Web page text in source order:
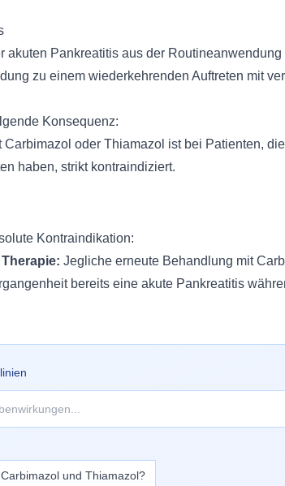
akuten Pankreatitis aus der
zu einem wiederkehrenden Auftreten mit
Konsequenz:
oder Thiamazol ist bei Patienten,
haben, strikt kontraindiziert.
Kontraindikation:
Jegliche erneute Behandlung mit
bereits eine akute Pankreatitis
und Thiamazol?